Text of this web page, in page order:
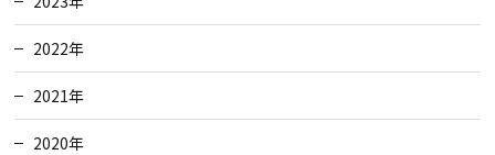
2022年
2021年
2020年